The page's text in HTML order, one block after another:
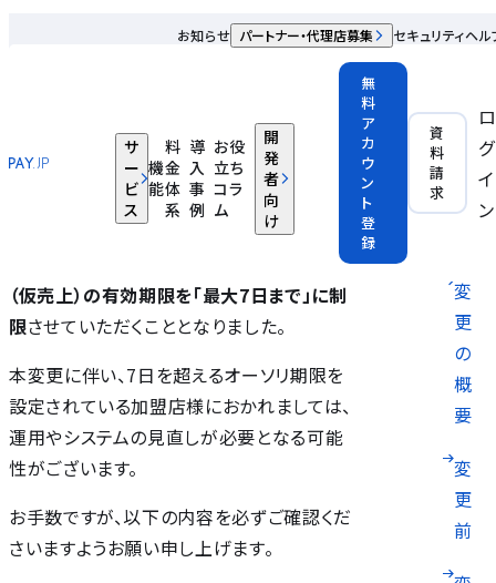
サ
ー
ビ
ス
機
能
料
金
体
系
導
入
事
例
お役
立ち
コラ
ム
開
発
者
向
け
お知らせ パートナー・代理店募集 セキュリティヘル
無
料
ア
カ
ウ
ン
ト
登
録
資
料
請
求
ロ
グ
イ
ン
海外発行カードで取得できるオーソリ期限を「最大7日まで」
に制限いたします（2026年8月開始予定）
変更の背
変
更
の
概
要
変
更
前
平素よりPAY.JPをご愛顧いただき、誠にあり
がとうございます。
このたび、国際カードブランドのルール準拠
海外発行カードでのオーソリ
（仮売上）の有効期限を「最大7日まで」に制
限させていただくこととなりました。
本変更に伴い、7日を超えるオーソリ期限を
設定されている加盟店様におかれましては、
運用やシステムの見直しが必要となる可能
性がございます。
お手数ですが、以下の内容を必ずご確認くだ
さいますようお願い申し上げます。